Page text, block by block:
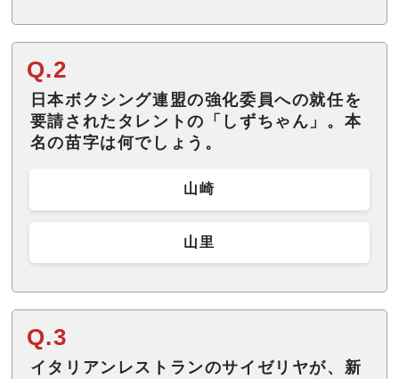
Q.2
日本ボクシング連盟の強化委員への就任を
要請されたタレントの「しずちゃん」。本
名の苗字は何でしょう。
山崎
山里
Q.3
イタリアンレストランのサイゼリヤが、新